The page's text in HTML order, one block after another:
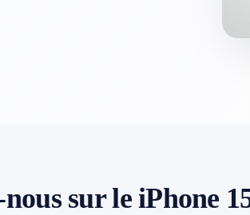
sur le iPhone